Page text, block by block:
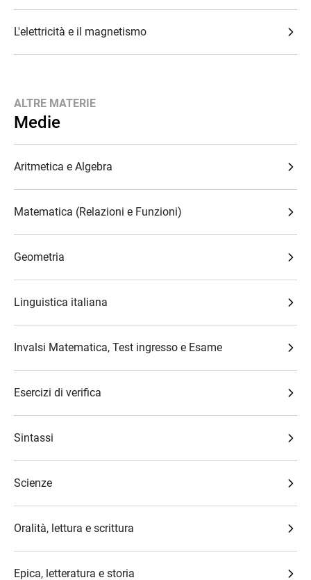
L'elettricità e il magnetismo
ALTRE MATERIE
Medie
Aritmetica e Algebra
Matematica (Relazioni e Funzioni)
Geometria
Linguistica italiana
Invalsi Matematica, Test ingresso e Esame
Esercizi di verifica
Sintassi
Scienze
Oralità, lettura e scrittura
Epica, letteratura e storia